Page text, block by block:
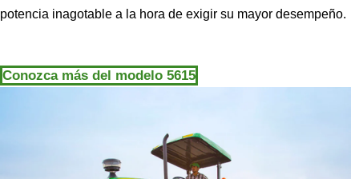
potencia inagotable a la hora de exigir su mayor desempeño.
Conozca más del modelo 5615